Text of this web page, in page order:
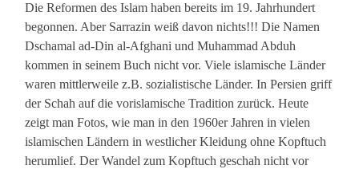
Die Reformen des Islam haben bereits im 19. Jahrhundert
begonnen. Aber Sarrazin weiß davon nichts!!! Die Namen
Dschamal ad-Din al-Afghani und Muhammad Abduh
kommen in seinem Buch nicht vor. Viele islamische Länder
waren mittlerweile z.B. sozialistische Länder. In Persien griff
der Schah auf die vorislamische Tradition zurück. Heute
zeigt man Fotos, wie man in den 1960er Jahren in vielen
islamischen Ländern in westlicher Kleidung ohne Kopftuch
herumlief. Der Wandel zum Kopftuch geschah nicht vor